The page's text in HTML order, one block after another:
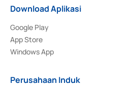
Download Aplikasi
Google Play
App Store
Windows App
Perusahaan Induk